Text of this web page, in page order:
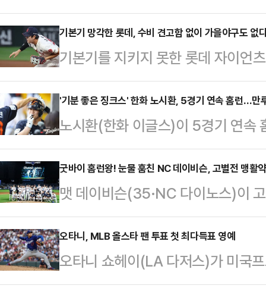
번 승리와 인연을 맺지 못했다.류
린 2026 신한 SOL KBO리그 SSG
닝 6피안타 무사사구 7탈삼진 1실
에서 마운드를 넘겼지만 불펜이 8
다.지난 23일 두산과 홈경기서 6
를 펼치고도 타선이 터지지 않아 승
에 나섰지만…
기본기 망각한 롯데, 수비 견고함 없이 가을야구도 없
기본기를 지키지 못한 롯데 자이언
롯데 자이언츠는 27일 부산 사직
스와의 홈경기서 7-8 역전패를 당
하위에서 벗어나 중위권 싸움에 불
렸다. 시즌 전적 32승 41패 2무(
와의 격차가 5경기 차로 벌어지며
날 패배가 더욱 뼈아픈 이유는 단순
다.…
'기분 좋은 징크스' 한화 노시환, 5경기 연속 홈런…만
노시환(한화 이글스)이 5경기 연속
27일 인천 SSG랜더스필드에서 펼
랜더스전에서 5번 타자(3루수)로
다.노시환의 파워는 이날도 계속됐
어선 노시환은 SSG 좌완 박시후의
㎞)을 때려 좌측 펜스 넘어가는 홈
속 터진 홈런이다. 전날 프로 데뷔
환…
굿바이 홈런왕! 눈물 훔친 NC 데이비슨, 고별전 맹활
맷 데이비슨(35·NC 다이노스)이
슴을 적셨다.NC는 26일 창원 NC
리그’ 키움 히어로즈전에서 10-4
자 교체를 발표했다.NC는 "2026
합적으로 검토한 끝에 선수 교체를
오타니, MLB 올스타 팬 투표 첫 최다득표 영예
오타니 쇼헤이(LA 다저스)가 미국
음으로 올스타 팬 투표 최다 득표